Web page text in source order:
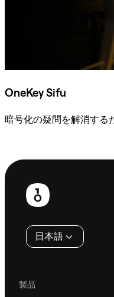
OneKey Sifu
暗号化の疑問を解消する
フ
日本語
製品